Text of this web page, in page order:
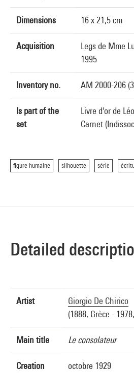
Dimensions 16 x 21,5 cm
Acquisition
Legs de Mme
1995
Inventory no. AM 2000-206
Is part of the
set
Livre d'or de
Carnet
figure humaine silhouette série
Detailed
Artist
Giorgio De Chirico
(1888, Grèce -
Main title Le consolateur
Creation
octobre 1929